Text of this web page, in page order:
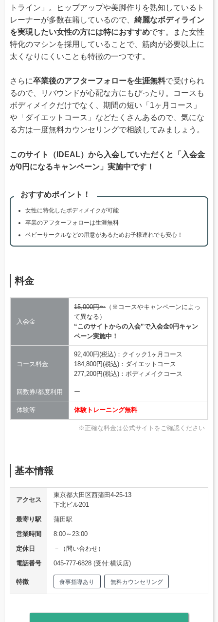
トライン」。ヒップアップや美脚作りを熟知しているト
レーナーが多数在籍しているので、 綺麗なボディライン
を実現したい女性の方には特におすすめです。また女性
特化のマシンを採用していることで、筋肉が必要以上に
太くなりにくいことも特徴の一つです。
さらに卒業後のアフターフォローを生涯無料で受けられ
るので、リバウンドが心配な方にもぴったり。コースも
ボディメイクだけでなく、期間の短い「1ヶ月コース」
や「ダイエットコース」などたくさんあるので、気にな
る方は一度無料カウンセリングで相談してみましょう。
このサイト（IDEAL）から入会していただくと「入会金
が0円になるキャンペーン」実施中です！
おすすめポイント！
女性に特化したボディメイクが可能
卒業のアフターフォローは生涯無料
ベビーサークルなどの用意があるためお子様連れでも安心！
料金
入会金
15,000円〜 （※コースやキャンペーンによっ
て異なる）
“このサイトからの入会”で入会金0円キャン
ペーン実施中！
コース料金
92,400円(税込)：クイック1ヶ月コース
184,800円(税込)：ダイエットコース
277,200円(税込)：ボディメイクコース
回数券/都度利用 ー
体験等 体験トレーニング無料
※正確な料金は公式サイトをご確認ください
基本情報
アクセス
東京都大田区西蒲田4-25-13
下北ビル201
最寄り駅
蒲田駅
営業時間
8:00～23:00
定休日
－（問い合わせ）
電話番号
045-777-6828 (受付:横浜店)
特徴 食事指導あり 無料カウンセリング